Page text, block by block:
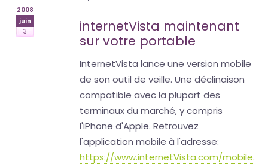
2008
juin
3
internetVista maintenant
sur votre portable
InternetVista lance une version mobile
de son outil de veille. Une déclinaison
compatible avec la plupart des
terminaux du marché, y compris
l'iPhone d'Apple. Retrouvez
l'application mobile à l'adresse:
https://www.internetVista.com/mobile.